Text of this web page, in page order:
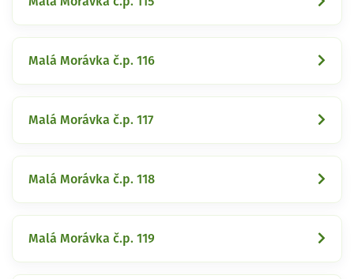
Malá Morávka č.p. 116
Malá Morávka č.p. 117
Malá Morávka č.p. 118
Malá Morávka č.p. 119